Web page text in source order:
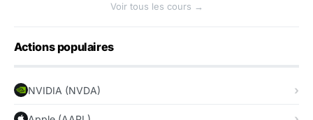
Voir tous les cours →
Actions populaires
NVIDIA (NVDA)